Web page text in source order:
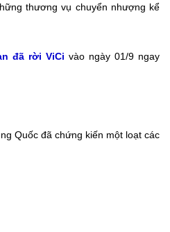
thương vụ chuyển nhượng kể
đã rời ViCi vào ngày 01/9 ngay
Quốc đã chứng kiến một loạt các